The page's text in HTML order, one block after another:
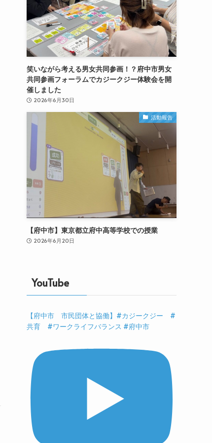
笑いながら考える男女共同参画！？府中市男女
共同参画フォーラムでカジークジー体験会を開
催しました
2026年6月30日
活動報告
【府中市】東京都立府中高等学校での授業
2026年6月20日
YouTube
【府中市 市民団体と協働】#カジークジー #
共育 #ワークライフバランス #府中市